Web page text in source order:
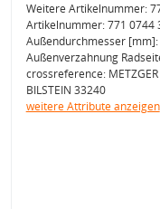
Weitere Artikelnummer:
Artikelnummer: 771 0744
Außendurchmesser [mm]:
Außenverzahnung
crossreference:
BILSTEIN 33240
weitere Attribute anzeigen